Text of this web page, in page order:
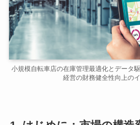
小規模自転車店の在庫管理最適化とデータ
経営の財務健全性向上の